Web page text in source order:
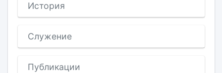
История
Служение
Публикации